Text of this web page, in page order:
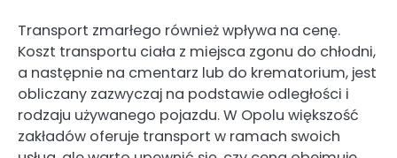
Transport zmarłego również wpływa na cenę.
Koszt transportu ciała z miejsca zgonu do chłodni,
a następnie na cmentarz lub do krematorium, jest
obliczany zazwyczaj na podstawie odległości i
rodzaju używanego pojazdu. W Opolu większość
zakładów oferuje transport w ramach swoich